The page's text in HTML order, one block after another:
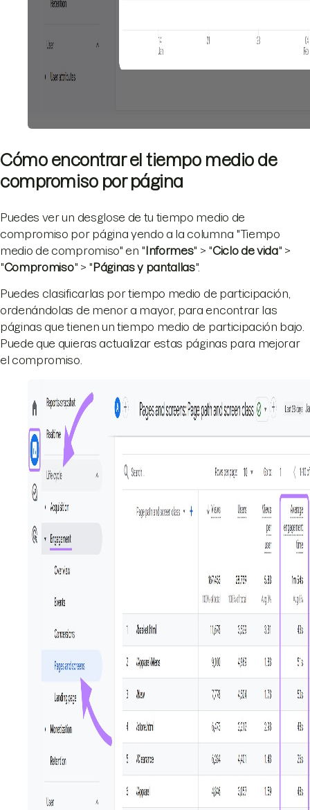
Cómo encontrar el tiempo medio de
compromiso por página
Puedes ver un desglose de tu tiempo medio de
compromiso por página yendo a la columna "Tiempo
medio de compromiso" en "Informes" > "Ciclo de vida" >
"Compromiso" > "Páginas y pantallas".
Puedes clasificarlas por tiempo medio de participación,
ordenándolas de menor a mayor, para encontrar las
páginas que tienen un tiempo medio de participación bajo.
Puede que quieras actualizar estas páginas para mejorar
el compromiso.